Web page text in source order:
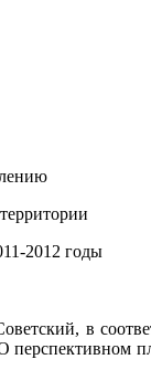
г.
2012 годы
в